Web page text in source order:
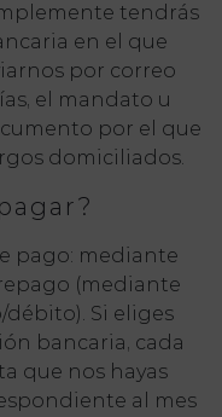
tendrás
en el que
por correo
el mandato u
por el que
domiciliados.
pago: mediante
(mediante
débito). Si eliges
bancaria, cada
que nos hayas
al mes